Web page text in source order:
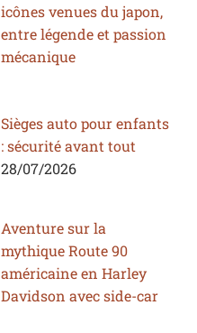
icônes venues du japon,
entre légende et passion
mécanique
Sièges auto pour enfants
: sécurité avant tout
28/07/2026
Aventure sur la
mythique Route 90
américaine en Harley
Davidson avec side-car